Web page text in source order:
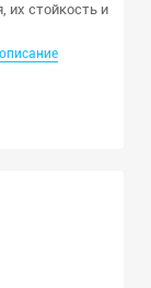
их стойкость и